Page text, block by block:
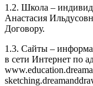
1.2. Школа –
Анастасия
Договору.
1.3. Сайты –
в сети Интернет по